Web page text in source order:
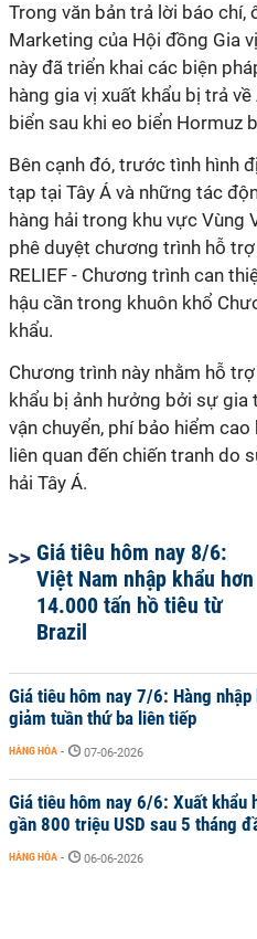
Trong văn bản trả lời báo chí,
Marketing của Hội đồng Gia
này đã triển khai các biện
hàng gia vị xuất khẩu bị trả
biển sau khi eo biển Hormuz
Bên cạnh đó, trước tình hình
tạp tại Tây Á và những tác
hàng hải trong khu vực Vùng
phê duyệt chương trình hỗ
RELIEF - Chương trình can
hậu cần trong khuôn khổ
khẩu.
Chương trình này nhằm hỗ
khẩu bị ảnh hưởng bởi sự
vận chuyển, phí bảo hiểm
liên quan đến chiến tranh do
hải Tây Á.
Giá tiêu hôm nay 8/6:
Việt Nam nhập khẩu hơn
14.000 tấn hồ tiêu từ
Brazil
Giá tiêu hôm nay 7/6: Hàng
giảm tuần thứ ba liên tiếp
HÀNG HÓA - 07-06-2026
Giá tiêu hôm nay 6/6: Xuất khẩu
gần 800 triệu USD sau 5 tháng
HÀNG HÓA - 06-06-2026